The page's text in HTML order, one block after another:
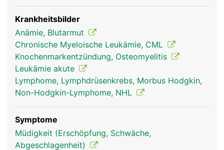
Wirbelsäule.
Krankheitsbilder
Anämie, Blutarmut
Chronische Myeloische Leukämie, CML
Knochenmarkentzündung, Osteomyelitis
Leukämie akute
Lymphome, Lymphdrüsenkrebs, Morbus Hodgkin,
Non-Hodgkin-Lymphome, NHL
Symptome
Müdigkeit (Erschöpfung, Schwäche,
Abgeschlagenheit)